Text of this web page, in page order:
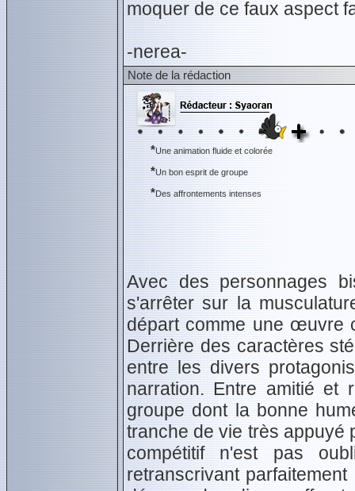
moquer de ce faux aspect
-nerea-
Note de la rédaction
*Une animation fluide et colorée
*Un bon esprit de groupe
*Des affrontements intenses
Avec des personnages
s'arrêter sur la
départ comme une œuvre
Derrière des caractères
entre les divers
narration. Entre amitié et
groupe dont la bonne
tranche de vie très appuyé
compétitif n'est pas
retranscrivant